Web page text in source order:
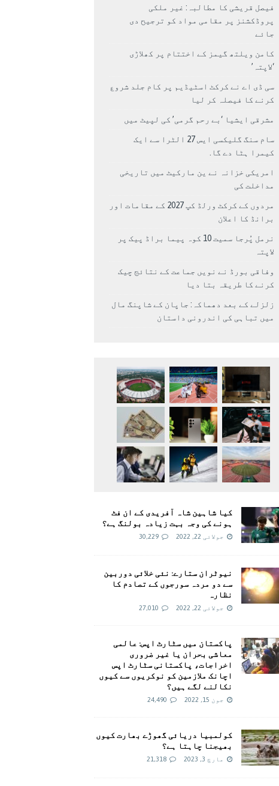
فیصل قریشی کا مطالبہ: غیر ملکی
پروڈکشنز پر مقامی مواد کو ترجیح دی
جائے
کامن ویلتھ گیمز کے اختتام پر کھلاڑی
‘لاپتہ’
سی ڈی اے نے کرکٹ اسٹیڈیم پر کام جلد شروع
کرنے کا فیصلہ کر لیا
مشرقی ایشیا ‘بے رحم گرمی’ کی لپیٹ میں
سام سنگ گلیکسی ایس 27 الٹرا سے ایک
کیمرا ہٹا دے گا.
امریکی خزانہ نے ین مارکیٹ میں تاریخی
مداخلت کی
مردوں کے کرکٹ ورلڈ کپ 2027 کے مقامات اور
برانڈ کا اعلان
نرمل پُرجا سمیت 10 کوہ پیما براڈ پیک پر
لاپتہ
وفاقی بورڈ نے نویں جماعت کے نتائج چیک
کرنے کا طریقہ بتا دیا
زلزلے کے بعد دھماکہ: جاپان کے شاپنگ مال
میں تباہی کی اندرونی داستان
کیا شاہین شاہ آفریدی کے ان فٹ
ہونے کی وجہ بہت زیادہ بولنگ ہے؟
جولائی 22, 2022 30,229
نیوٹران ستارے: نئی خلائی دوربین
سے دو مردہ سورجوں کے تصادم کا
نظارہ
جولائی 22, 2022 27,010
پاکستان میں سٹارٹ اپس: عالمی
معاشی بحران یا غیر ضروری
اخراجات، پاکستانی سٹارٹ اپس
اچانک ملازمین کو نوکریوں سے کیوں
نکالنے لگے ہیں؟
جون 15, 2022 24,490
کولمبیا دریائی گھوڑے بھارت کیوں
بھیجنا چاہتا ہے؟
مارچ 3, 2023 21,318